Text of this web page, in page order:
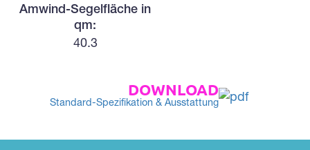
Amwind-Segelfläche in
qm:
40.3
DOWNLOAD
Standard-Spezifikation & Ausstattung